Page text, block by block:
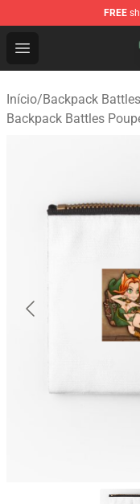
FREE
Open menu
Backpack
Início/Backpack
Backpack Battles